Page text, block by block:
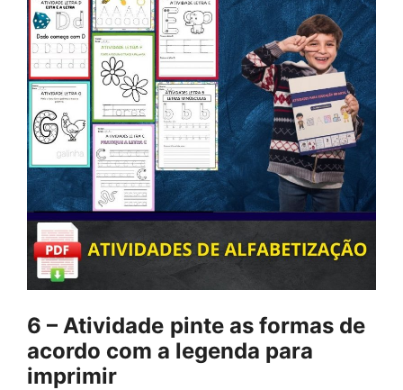
6 – Atividade pinte as formas de
acordo com a legenda para
imprimir